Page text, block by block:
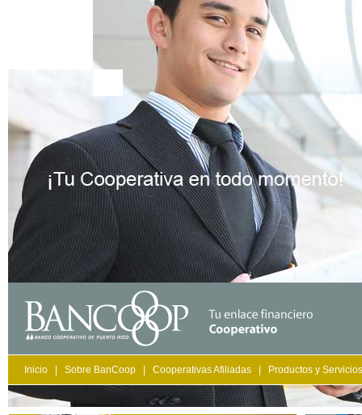
Inicio Sobre BanCoop Cooperativas Afiliadas Productos y Servicios